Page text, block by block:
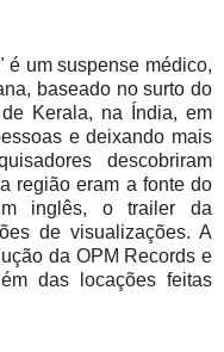
é um suspense médico,
baseado no surto do
Kerala, na Índia, em
e deixando mais
descobriram
região eram a fonte do
inglês, o trailer da
de visualizações. A
da OPM Records e
das locações feitas